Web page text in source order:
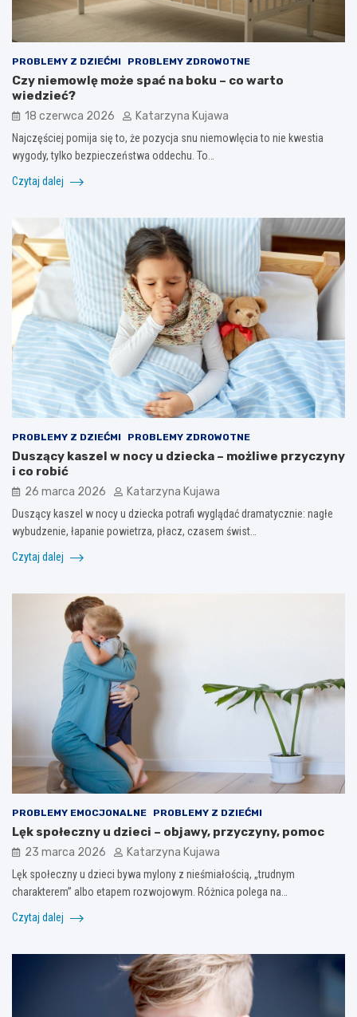
PROBLEMY Z DZIEĆMI PROBLEMY ZDROWOTNE
Czy niemowlę może spać na boku – co warto
wiedzieć?
18 czerwca 2026 Katarzyna Kujawa
Najczęściej pomija się to, że pozycja snu niemowlęcia to nie kwestia
wygody, tylko bezpieczeństwa oddechu. To…
Czytaj dalej
PROBLEMY Z DZIEĆMI PROBLEMY ZDROWOTNE
Duszący kaszel w nocy u dziecka – możliwe przyczyny
i co robić
26 marca 2026 Katarzyna Kujawa
Duszący kaszel w nocy u dziecka potrafi wyglądać dramatycznie: nagłe
wybudzenie, łapanie powietrza, płacz, czasem świst…
Czytaj dalej
PROBLEMY EMOCJONALNE PROBLEMY Z DZIEĆMI
Lęk społeczny u dzieci – objawy, przyczyny, pomoc
23 marca 2026 Katarzyna Kujawa
Lęk społeczny u dzieci bywa mylony z nieśmiałością, „trudnym
charakterem” albo etapem rozwojowym. Różnica polega na…
Czytaj dalej